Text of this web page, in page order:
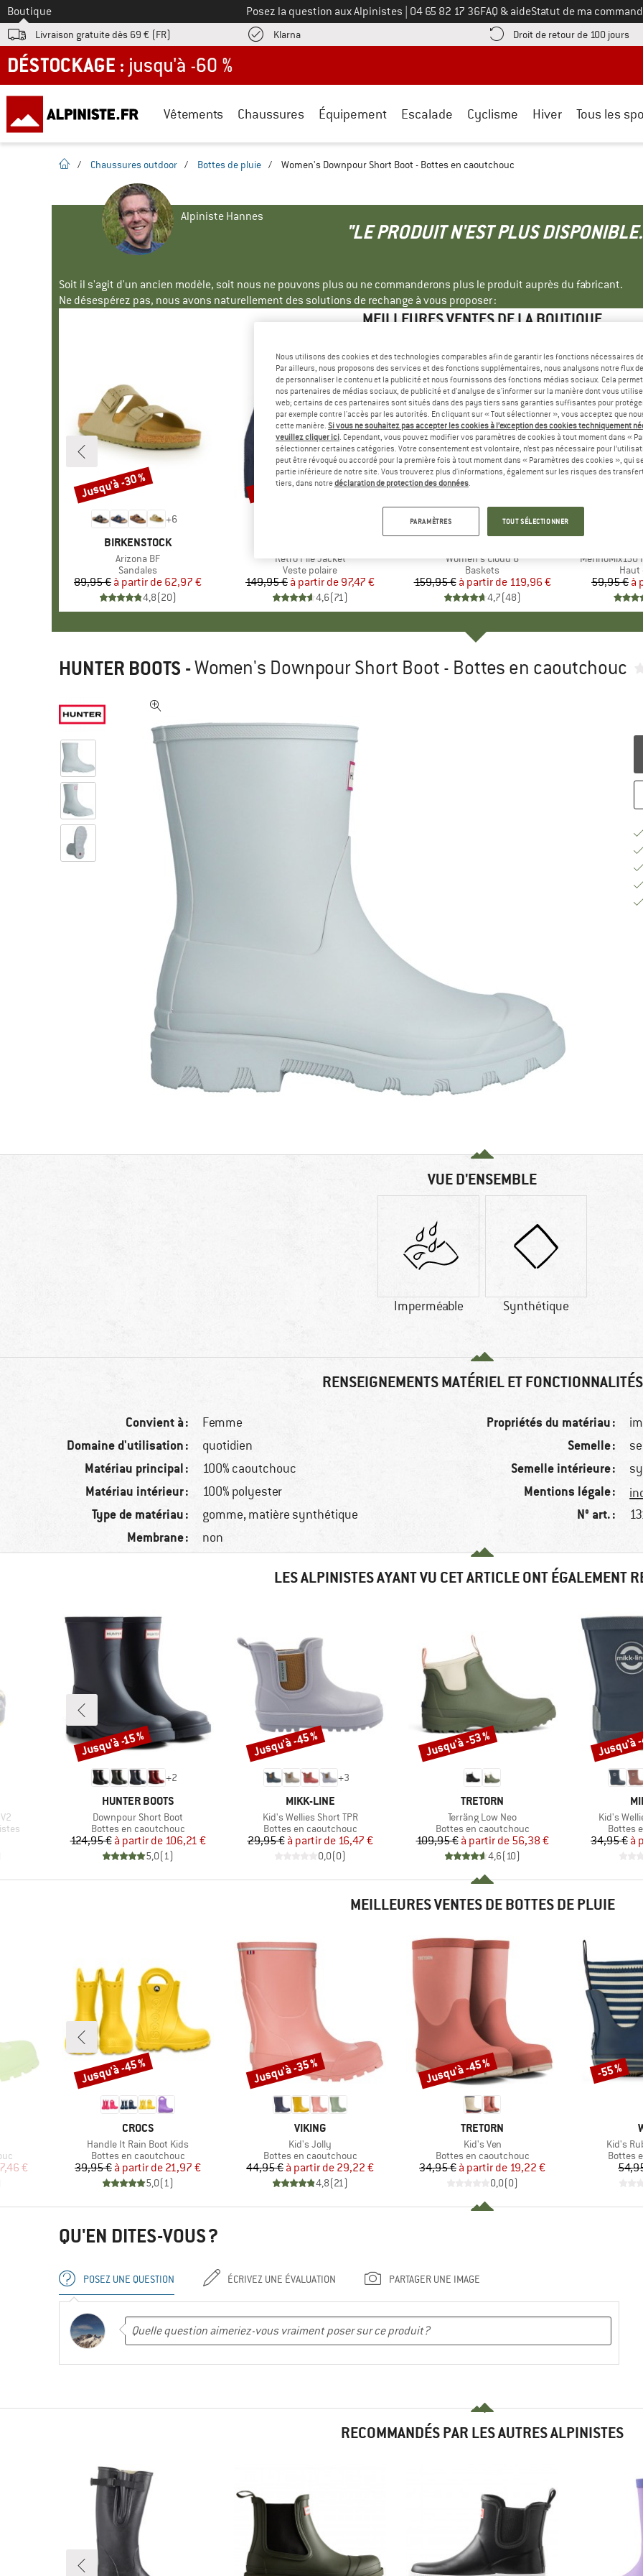
Vers le
Boutique Posez la question aux Alpinistes Appelez-nous au
04 65 82 17 36FAQ & aideStatut de ma
Livraison gratuite dès 69 € (FR) KlarnaTrouve les informations de paiement ici ! Ouvre une boîte d'information
Droit de retour de 100 jours
DÉSTOCKAGE : jusqu'à -60 %
Vêtements Chaussures Équipement Escalade Cyclisme Hiver Tous les
Page d'accueil
/ Chaussures outdoor / Bottes de pluie / Women's Downpour Short Boot - Bottes en caoutchouc
Alpiniste Hannes
"LE PRODUIT N'EST PLUS
Soit il s'agit d'un ancien modèle, soit nous ne pouvons plus ou ne commanderons plus le produit auprès du fabricant.
Ne désespérez pas, nous avons naturellement des solutions de rechange à vous proposer :
MEILLEURES VENTES DE LA BOUTIQUE
+6
MARQUE
BIRKENSTOCK
Article
Arizona BF
Product group
Sandales
Prix
89,95 € Prix réduit
à partir de 62,97 €
4,8(20)
Remise
Jusqu'à -30 %
Article
Retro Pile Jacket
Product group
Veste polaire
Prix
149,95 € Prix réduit
à partir de 97,47 €
4,6(71)
Remise
Jusqu'à -35 %
+9
Article
Women's Cloud 6
Product group
Baskets
Prix
159,95 € Prix réduit
à partir de 119,96 €
4,7(48)
Remise
Jusqu'à -25 %
Article
MerinoMix150
Haut
59,95 € à
Jusqu'à
HUNTER BOOTS -Women's Downpour Short Boot - Bottes en caoutchouc
VUE D'ENSEMBLE
Imperméable Synthétique
RENSEIGNEMENTS MATÉRIEL ET FONCTIONNALITÉS
Convient à : Femme
Domaine d'utilisation : quotidien
Matériau principal : 100% caoutchouc
Matériau intérieur : 100% polyester
Type de matériau : gomme, matière synthétique
Membrane : non
Propriétés du matériau :
Semelle :
Semelle intérieure :
Mentions légale :
N° art. :
LES ALPINISTES AYANT VU CET ARTICLE ONT ÉGALEMENT
+2
MARQUE
HUNTER BOOTS
Article
Downpour Short Boot
Product group
Bottes en caoutchouc
Prix
124,95 € Prix réduit
à partir de 106,21 €
5,0(1)
Remise
Jusqu'à -15 %
+3
MARQUE
MIKK-LINE
Article
Kid's Wellies Short TPR
Product group
Bottes en caoutchouc
Prix
29,95 € Prix réduit
à partir de 16,47 €
0,0(0)
Remise
Jusqu'à -45 %
MARQUE
TRETORN
Article
Terräng Low Neo
Product group
Bottes en caoutchouc
Prix
109,95 € Prix réduit
à partir de 56,38 €
4,6(10)
Remise
Jusqu'à -53 %
Article
Kid's
Bottes
34,95 € à
Remise
Jusqu'à
MEILLEURES VENTES DE BOTTES DE PLUIE
€
MARQUE
CROCS
Article
Handle It Rain Boot Kids
Product group
Bottes en caoutchouc
Prix
39,95 € Prix réduit
à partir de 21,97 €
5,0(1)
Remise
Jusqu'à -45 %
MARQUE
VIKING
Article
Kid's Jolly
Product group
Bottes en caoutchouc
Prix
44,95 € Prix réduit
à partir de 29,22 €
4,8(21)
Remise
Jusqu'à -35 %
MARQUE
TRETORN
Article
Kid's Ven
Product group
Bottes en caoutchouc
Prix
34,95 € Prix réduit
à partir de 19,22 €
0,0(0)
Remise
Jusqu'à -45 %
Article
Kid's
Bottes
Remise
-55 %
QU'EN DITES-VOUS ?
POSEZ UNE QUESTION ÉCRIVEZ UNE ÉVALUATION PARTAGER UNE IMAGE
RECOMMANDÉS PAR LES AUTRES ALPINISTES
Nous utilisons des cookies et des technologies comparables afin de garantir les fonctions nécessaires
Par ailleurs, nous proposons des services et des fonctions supplémentaires, nous analysons notre flux
de personnaliser le contenu et la publicité et nous fournissons des fonctions médias sociaux. Cela
nos partenaires de médias sociaux, de publicité et d'analyse de s'informer sur la manière dont vous
web; certains de ces partenaires sont situés dans des pays tiers sans garanties suffisantes pour
par exemple contre l'accès par les autorités. En cliquant sur « Tout sélectionner », vous acceptez que
cette manière. Si vous ne souhaitez pas accepter les cookies à l’exception des cookies techniquement
veuillez cliquer ici. Cependant, vous pouvez modifier vos paramètres de cookies à tout moment dans «
sélectionner certaines catégories. Votre consentement est volontaire, n’est pas nécessaire pour
peut être révoqué ou accordé pour la première fois à tout moment dans « Paramètres des cookies », qui
partie inférieure de notre site. Vous trouverez plus d'informations, également sur les risques des
tiers, dans notredéclaration de protection des données.
PARAMÈTRES TOUT SÉLECTIONNER